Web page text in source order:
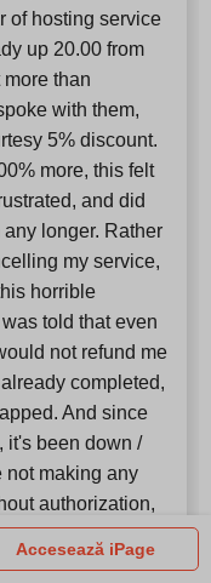
of hosting service
up 20.00 from
than
with them,
5% discount.
more, this felt
and did
longer. Rather
my service,
horrible
told that even
not refund me
completed,
And since
it's been down /
not making any
authorization,
billed for.
is managing
Accesează iPage